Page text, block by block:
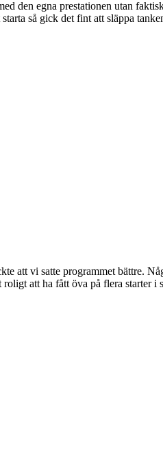
den egna prestationen utan
så gick det fint att släppa
att vi satte programmet bättre.
att ha fått öva på flera starter i